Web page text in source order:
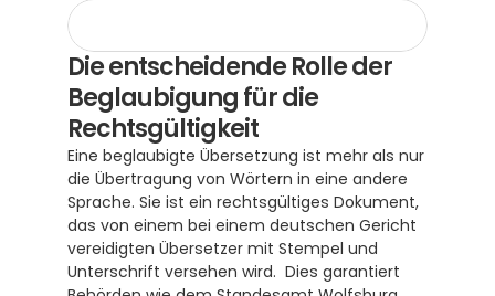
Die entscheidende Rolle der
Beglaubigung für die
Rechtsgültigkeit
Eine beglaubigte Übersetzung ist mehr als nur
die Übertragung von Wörtern in eine andere
Sprache. Sie ist ein rechtsgültiges Dokument,
das von einem bei einem deutschen Gericht
vereidigten Übersetzer mit Stempel und
Unterschrift versehen wird.  Dies garantiert